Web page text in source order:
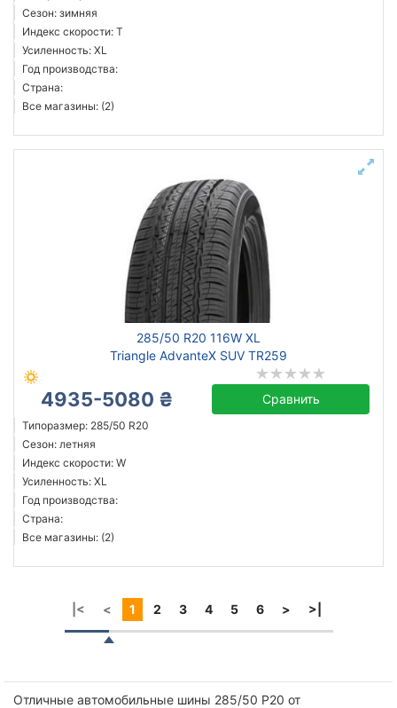
Сезон: зимняя
Индекс скорости: T
Усиленность: XL
Год производства:
Страна:
Все магазины: (2)
285/50 R20 116W XL
Triangle AdvanteX SUV TR259
4935-5080 ₴ Сравнить
Типоразмер: 285/50 R20
Сезон: летняя
Индекс скорости: W
Усиленность: XL
Год производства:
Страна:
Все магазины: (2)
|< < 1 2 3 4 5 6 > >|
Отличные автомобильные шины 285/50 Р20 от